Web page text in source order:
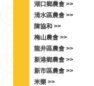
湖口鄉農會 >>
清水區農會 >>
陳協和 >>
梅山農會 >>
龍井區農會 >>
新港鄉農會 >>
新市區農會 >>
米樂 >>